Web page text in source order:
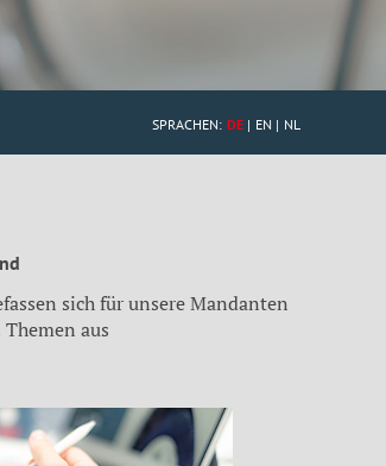
SPRACHEN: DE EN NL
sich für unsere Mandanten
aus